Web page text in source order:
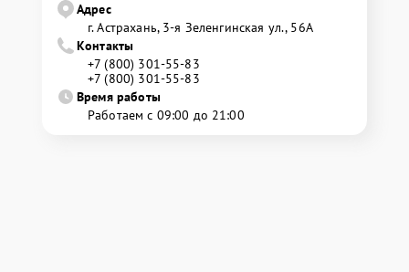
Адрес
г. Астрахань, 3-я Зеленгинская ул., 56А
Контакты
+7 (800) 301-55-83
+7 (800) 301-55-83
Время работы
Работаем с 09:00 до 21:00